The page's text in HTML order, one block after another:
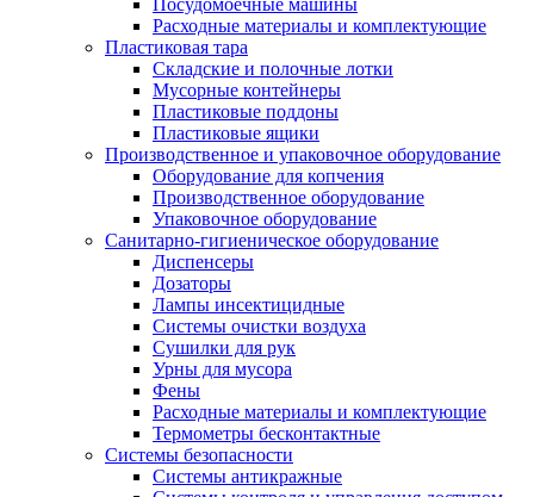
Посудомоечные машины
Расходные материалы и комплектующие
Пластиковая тара
Складские и полочные лотки
Мусорные контейнеры
Пластиковые поддоны
Пластиковые ящики
Производственное и упаковочное оборудование
Оборудование для копчения
Производственное оборудование
Упаковочное оборудование
Санитарно-гигиеническое оборудование
Диспенсеры
Дозаторы
Лампы инсектицидные
Системы очистки воздуха
Сушилки для рук
Урны для мусора
Фены
Расходные материалы и комплектующие
Термометры бесконтактные
Системы безопасности
Системы антикражные